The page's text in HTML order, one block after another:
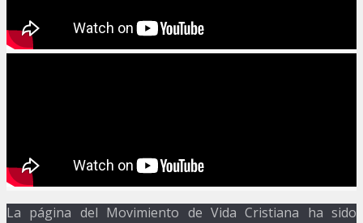
La página del Movimiento de Vida Cristiana ha sido